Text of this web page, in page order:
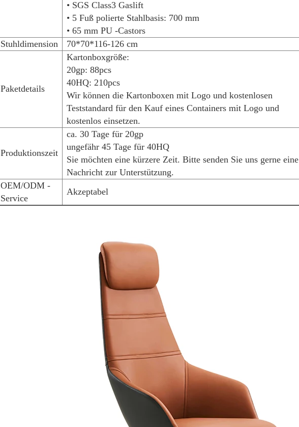
• SGS Class3 Gaslift
• 5 Fuß polierte Stahlbasis: 700 mm
• 65 mm PU -Castors
Stuhldimension
70*70*116-126 cm
Paketdetails
Kartonboxgröße:
20gp: 88pcs
40HQ: 210pcs
Wir können die Kartonboxen mit Logo und kostenlosen
Teststandard für den Kauf eines Containers mit Logo und
kostenlos einsetzen.
Produktionszeit
ca. 30 Tage für 20gp
ungefähr 45 Tage für 40HQ
Sie möchten eine kürzere Zeit. Bitte senden Sie uns gerne eine
Nachricht zur Unterstützung.
OEM/ODM -
Service
Akzeptabel